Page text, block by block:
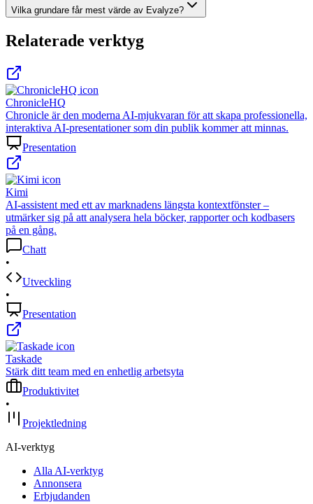
Vilka grundare får mest värde av Evalyze?
Relaterade verktyg
ChronicleHQ
Chronicle är den moderna AI-mjukvaran för att skapa professionella,
interaktiva AI-presentationer som din publik kommer att minnas.
Presentation
Kimi
AI-assistent med ett av marknadens längsta kontextfönster –
utmärker sig på att analysera hela böcker, rapporter och kodbasers
på en gång.
Chatt
•
Utveckling
•
Presentation
Taskade
Stärk ditt team med en enhetlig arbetsyta
Produktivitet
•
Projektledning
AI-verktyg
Alla AI-verktyg
Annonsera
Erbjudanden